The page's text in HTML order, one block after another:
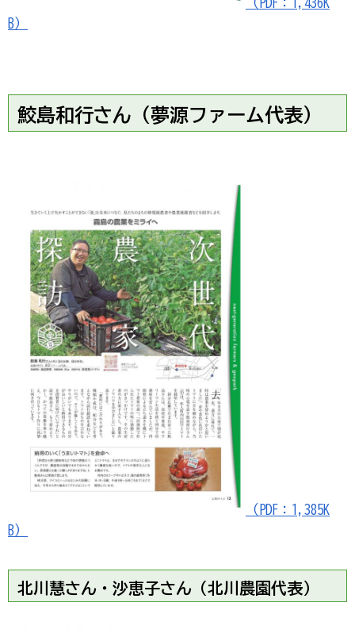
（PDF：1,436K
B）
鮫島和行さん（夢源ファーム代表）
（PDF：1,385K
B）
北川慧さん・沙恵子さん（北川農園代表）